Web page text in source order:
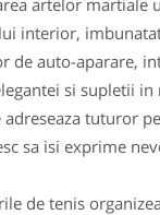
artelor martiale
interior,
de auto-aparare,
si supletii in
tuturor
sa isi exprime
de tenis